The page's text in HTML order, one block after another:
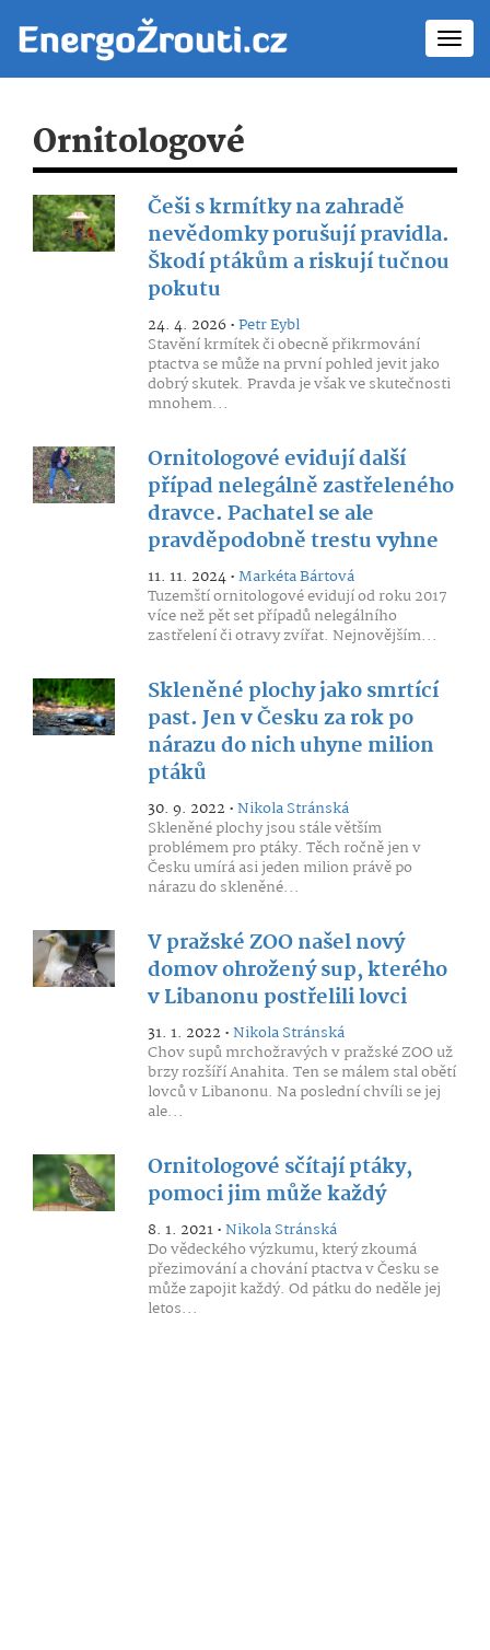
Ornitologové
Češi s krmítky na zahradě
nevědomky porušují pravidla.
Škodí ptákům a riskují tučnou
pokutu
24. 4. 2026 •Petr Eybl
Stavění krmítek či obecně přikrmování
ptactva se může na první pohled jevit jako
dobrý skutek. Pravda je však ve skutečnosti
mnohem...
Ornitologové evidují další
případ nelegálně zastřeleného
dravce. Pachatel se ale
pravděpodobně trestu vyhne
11. 11. 2024 •Markéta Bártová
Tuzemští ornitologové evidují od roku 2017
více než pět set případů nelegálního
zastřelení či otravy zvířat. Nejnovějším...
Skleněné plochy jako smrtící
past. Jen v Česku za rok po
nárazu do nich uhyne milion
ptáků
30. 9. 2022 •Nikola Stránská
Skleněné plochy jsou stále větším
problémem pro ptáky. Těch ročně jen v
Česku umírá asi jeden milion právě po
nárazu do skleněné...
V pražské ZOO našel nový
domov ohrožený sup, kterého
v Libanonu postřelili lovci
31. 1. 2022 •Nikola Stránská
Chov supů mrchožravých v pražské ZOO už
brzy rozšíří Anahita. Ten se málem stal obětí
lovců v Libanonu. Na poslední chvíli se jej
ale...
Ornitologové sčítají ptáky,
pomoci jim může každý
8. 1. 2021 •Nikola Stránská
Do vědeckého výzkumu, který zkoumá
přezimování a chování ptactva v Česku se
může zapojit každý. Od pátku do neděle jej
letos...